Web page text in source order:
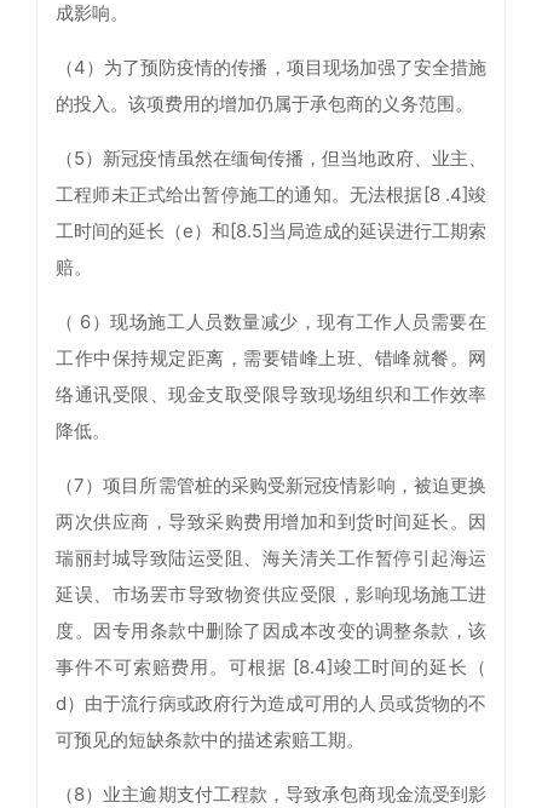
成影响。
（4）为了预防疫情的传播，项目现场加强了安全措施
的投入。该项费用的增加仍属于承包商的义务范围。
（5）新冠疫情虽然在缅甸传播，但当地政府、业主、
工程师未正式给出暂停施工的通知。无法根据[8 .4]竣
工时间的延长（e）和[8.5]当局造成的延误进行工期索
赔。
（ 6）现场施工人员数量减少，现有工作人员需要在
工作中保持规定距离，需要错峰上班、错峰就餐。网
络通讯受限、现金支取受限导致现场组织和工作效率
降低。
（7）项目所需管桩的采购受新冠疫情影响，被迫更换
两次供应商，导致采购费用增加和到货时间延长。因
瑞丽封城导致陆运受阻、海关清关工作暂停引起海运
延误、市场罢市导致物资供应受限，影响现场施工进
度。因专用条款中删除了因成本改变的调整条款，该
事件不可索赔费用。可根据 [8.4]竣工时间的延长（
d）由于流行病或政府行为造成可用的人员或货物的不
可预见的短缺条款中的描述索赔工期。
（8）业主逾期支付工程款，导致承包商现金流受到影